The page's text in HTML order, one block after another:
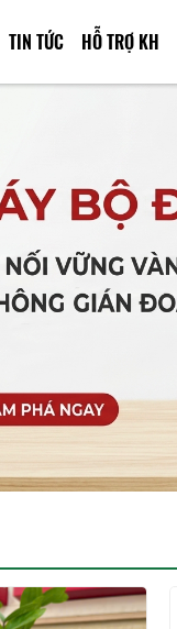
TIN TỨC HỖ TRỢ KH